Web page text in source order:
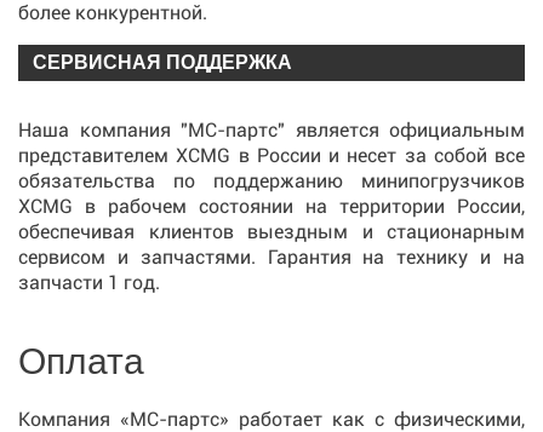
более конкурентной.
СЕРВИСНАЯ ПОДДЕРЖКА
Наша компания "МС-партс" является официальным
представителем XCMG в России и несет за собой все
обязательства по поддержанию минипогрузчиков
XCMG в рабочем состоянии на территории России,
обеспечивая клиентов выездным и стационарным
сервисом и запчастями. Гарантия на технику и на
запчасти 1 год.
Оплата
Компания «МС-партс» работает как с физическими,